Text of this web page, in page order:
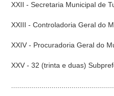
XXII - Secretaria Municipal de
XXIII - Controladoria Geral do
XXIV - Procuradoria Geral do
XXV - 32 (trinta e duas)